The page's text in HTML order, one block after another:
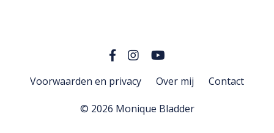
Voorwaarden en privacy Over mij Contact
© 2026 Monique Bladder